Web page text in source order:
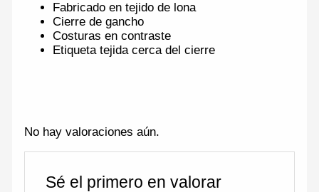
Fabricado en tejido de lona
Cierre de gancho
Costuras en contraste
Etiqueta tejida cerca del cierre
No hay valoraciones aún.
Sé el primero en valorar